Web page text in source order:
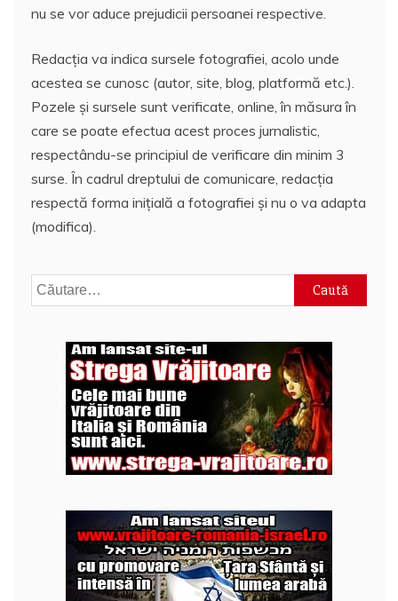
nu se vor aduce prejudicii persoanei respective.
Redacția va indica sursele fotografiei, acolo unde
acestea se cunosc (autor, site, blog, platformă etc.).
Pozele și sursele sunt verificate, online, în măsura în
care se poate efectua acest proces jurnalistic,
respectându-se principiul de verificare din minim 3
surse. În cadrul dreptului de comunicare, redacția
respectă forma inițială a fotografiei și nu o va adapta
(modifica).
Caută
după: